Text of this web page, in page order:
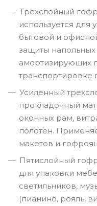
Трехслойный
используется
бытовой и
защиты напольных
амортизирующих
транспортировке
Усиленный
прокладочный
оконных рам,
полотен.
макетов и
Пятислойный
для упаковки
светильников,
(пианино, рояль,